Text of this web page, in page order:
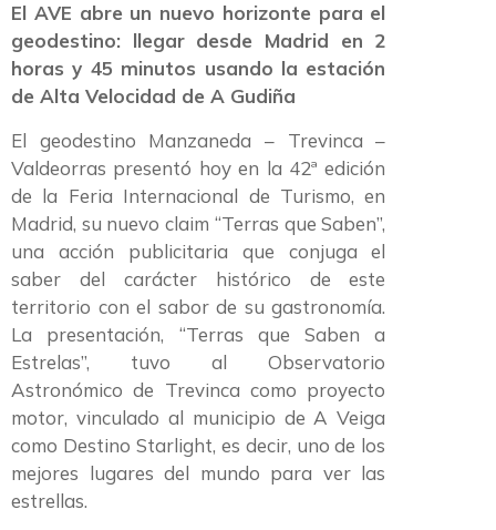
El AVE abre un nuevo horizonte para el
geodestino: llegar desde Madrid en 2
horas y 45 minutos usando la estación
de Alta Velocidad de A Gudiña
El geodestino Manzaneda – Trevinca –
Valdeorras presentó hoy en la 42ª edición
de la Feria Internacional de Turismo, en
Madrid, su nuevo claim “Terras que Saben”,
una acción publicitaria que conjuga el
saber del carácter histórico de este
territorio con el sabor de su gastronomía.
La presentación, “Terras que Saben a
Estrelas”, tuvo al Observatorio
Astronómico de Trevinca como proyecto
motor, vinculado al municipio de A Veiga
como Destino Starlight, es decir, uno de los
mejores lugares del mundo para ver las
estrellas.